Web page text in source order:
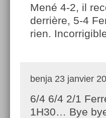
Mené 4-2, il
derrière, 5-4
rien.
benja 23 janvier
6/4 6/4 2/1
1H30… Bye